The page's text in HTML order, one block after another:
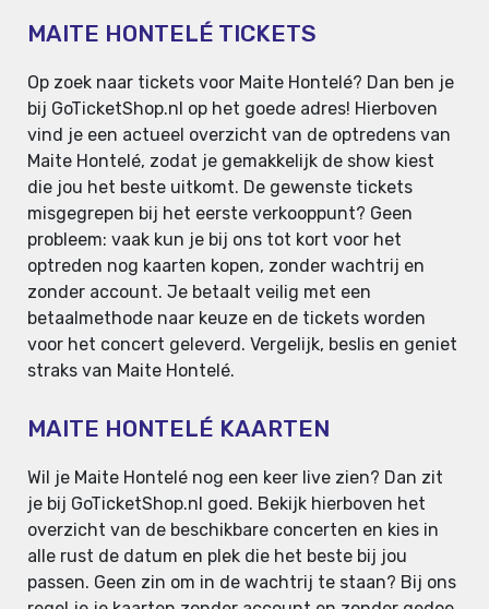
MAITE HONTELÉ TICKETS
Op zoek naar tickets voor Maite Hontelé? Dan ben je
bij GoTicketShop.nl op het goede adres! Hierboven
vind je een actueel overzicht van de optredens van
Maite Hontelé, zodat je gemakkelijk de show kiest
die jou het beste uitkomt. De gewenste tickets
misgegrepen bij het eerste verkooppunt? Geen
probleem: vaak kun je bij ons tot kort voor het
optreden nog kaarten kopen, zonder wachtrij en
zonder account. Je betaalt veilig met een
betaalmethode naar keuze en de tickets worden
voor het concert geleverd. Vergelijk, beslis en geniet
straks van Maite Hontelé.
MAITE HONTELÉ KAARTEN
Wil je Maite Hontelé nog een keer live zien? Dan zit
je bij GoTicketShop.nl goed. Bekijk hierboven het
overzicht van de beschikbare concerten en kies in
alle rust de datum en plek die het beste bij jou
passen. Geen zin om in de wachtrij te staan? Bij ons